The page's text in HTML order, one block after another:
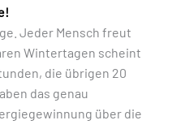
Jeder Mensch freut
Wintertagen scheint
die übrigen 20
das genau
über die